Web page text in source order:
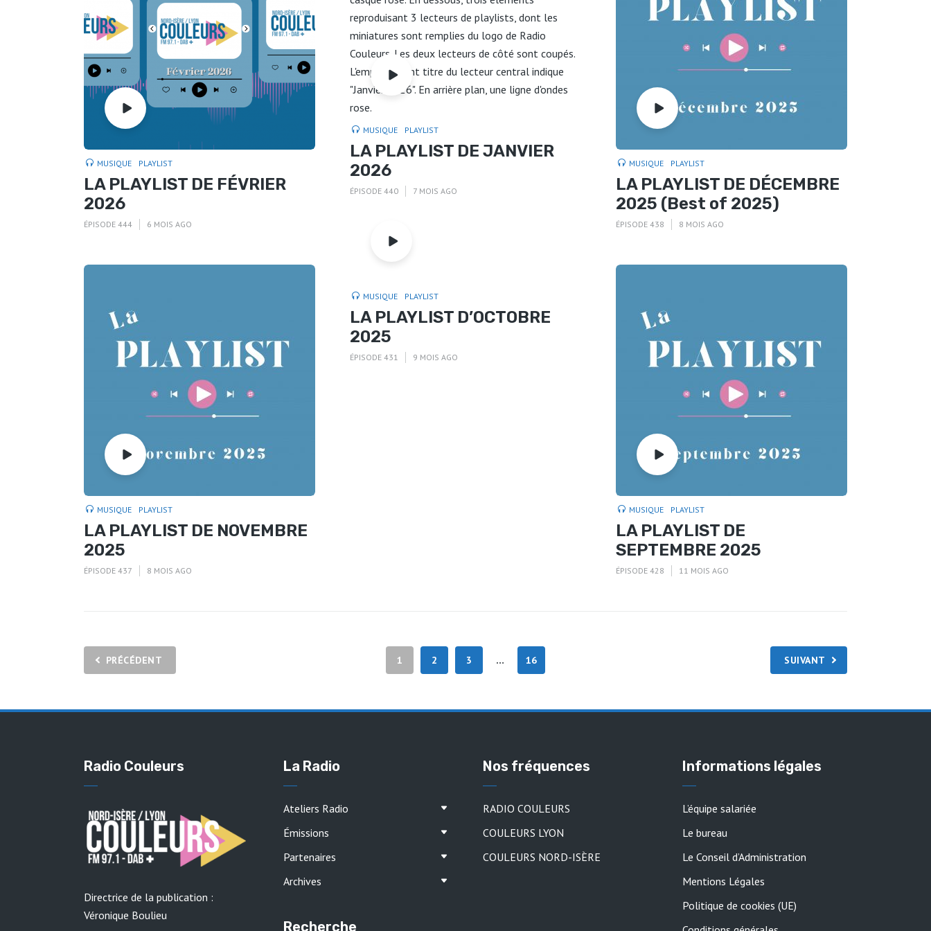
MUSIQUE PLAYLIST
LA PLAYLIST DE FÉVRIER
2026
ÉPISODE 444 6 MOIS AGO
MUSIQUE PLAYLIST
LA PLAYLIST DE JANVIER
2026
ÉPISODE 440 7 MOIS AGO
MUSIQUE PLAYLIST
LA PLAYLIST DE DÉCEMBRE
2025 (Best of 2025)
ÉPISODE 438 8 MOIS AGO
MUSIQUE PLAYLIST
LA PLAYLIST DE NOVEMBRE
2025
ÉPISODE 437 8 MOIS AGO
MUSIQUE PLAYLIST
LA PLAYLIST D’OCTOBRE
2025
ÉPISODE 431 9 MOIS AGO
MUSIQUE PLAYLIST
LA PLAYLIST DE
SEPTEMBRE 2025
ÉPISODE 428 11 MOIS AGO
PRÉCÉDENT
Pagination
publications
1 2 3 … 16 SUIVANT
Radio Couleurs
Directrice de la publication :
Véronique Boulieu
La Radio
Ateliers Radio
Émissions
Partenaires
Archives
Recherche
Nos fréquences
RADIO COULEURS
COULEURS LYON
COULEURS NORD-ISÈRE
Informations légales
L’équipe salariée
Le bureau
Le Conseil d’Administration
Mentions Légales
Politique de cookies (UE)